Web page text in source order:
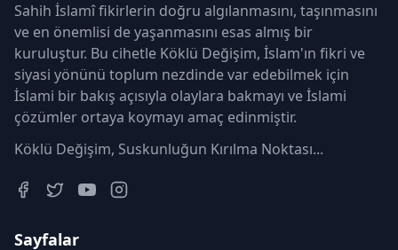
Sahih İslamî fikirlerin doğru algılanmasını, taşınmasını
ve en önemlisi de yaşanmasını esas almış bir
kuruluştur. Bu cihetle Köklü Değişim, İslam'ın fikri ve
siyasi yönünü toplum nezdinde var edebilmek için
İslami bir bakış açısıyla olaylara bakmayı ve İslami
çözümler ortaya koymayı amaç edinmiştir.
Köklü Değişim, Suskunluğun Kırılma Noktası...
Sayfalar